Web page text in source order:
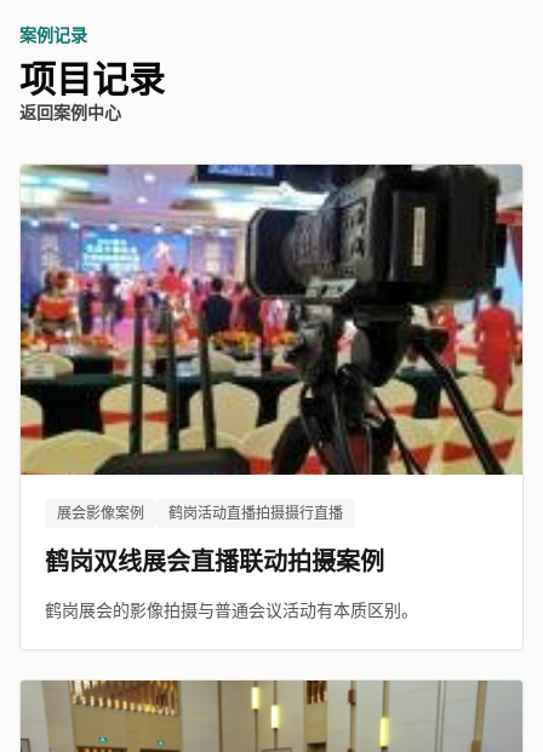
案例记录
项目记录
返回案例中心
展会影像案例 鹤岗活动直播拍摄摄行直播
鹤岗双线展会直播联动拍摄案例
鹤岗展会的影像拍摄与普通会议活动有本质区别。